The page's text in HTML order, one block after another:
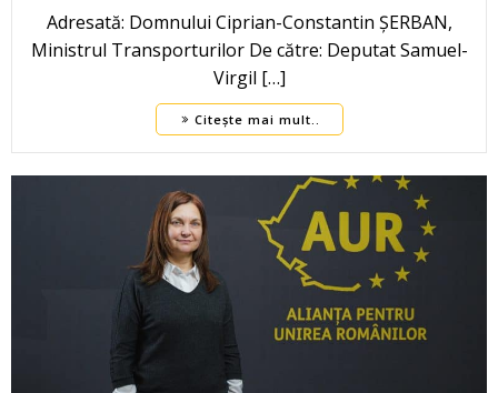
Adresată: Domnului Ciprian-Constantin ȘERBAN,
Ministrul Transporturilor De către: Deputat Samuel-
Virgil […]
Citește mai mult..